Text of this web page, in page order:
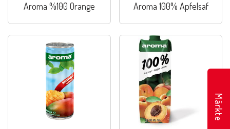
Aroma %100 Orange Aroma 100% Apfelsaf
Märkte